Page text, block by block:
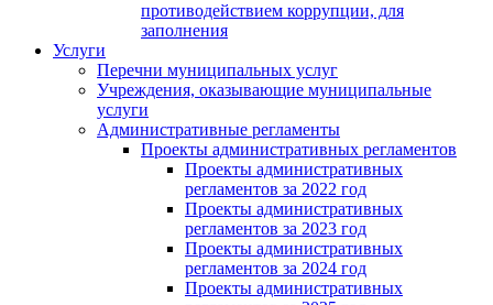
противодействием коррупции, для
заполнения
Услуги
Перечни муниципальных услуг
Учреждения, оказывающие муниципальные
услуги
Административные регламенты
Проекты административных регламентов
Проекты административных
регламентов за 2022 год
Проекты административных
регламентов за 2023 год
Проекты административных
регламентов за 2024 год
Проекты административных